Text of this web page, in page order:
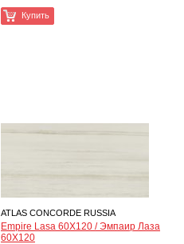
Купить
ATLAS CONCORDE RUSSIA
Empire Lasa 60X120 / Эмпаир Лаза
60X120